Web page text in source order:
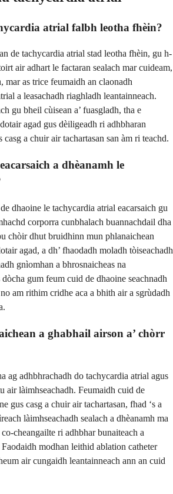
atrial falbh leotha fhèin?
de tachycardia atrial stad leotha fhèin, gu h-
air adhart le factaran sealach mar cuideam,
mar as trice feumaidh an claonadh
a leasachadh riaghladh leantainneach.
gu bheil cùisean a’ fuasgladh, tha e
agad gus dèiligeadh ri adhbharan
casg a chuir air tachartasan san àm ri teachd.
a dhèanamh le
dhaoine le tachycardia atrial eacarsaich gu
corporra cunbhalach buannachdail dha
chòir dhut bruidhinn mun phlanaichean
agad, a dh’ fhaodadh moladh tòiseachadh
gnìomhan a bhrosnaicheas na
gum feum cuid de dhaoine seachnadh
am rithim cridhe aca a bhith air a sgrùdadh
a ghabhail airson a’ chòrr
ag adhbhrachadh do tachycardia atrial agus
air làimhseachadh. Feumaidh cuid de
gus casg a chuir air tachartasan, fhad ‘s a
làimhseachadh sealach a dhèanamh ma
cheangailte ri adhbhar bunaiteach a
Faodaidh modhan leithid ablation catheter
air cungaidh leantainneach ann an cuid